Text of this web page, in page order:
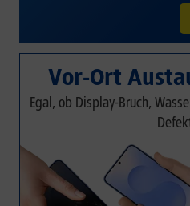
Vor-Ort
Egal, ob Display-Bruch,